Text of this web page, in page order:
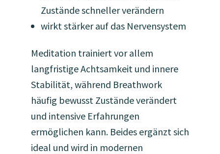
Zustände schneller verändern
wirkt stärker auf das Nervensystem
Meditation trainiert vor allem
langfristige Achtsamkeit und innere
Stabilität, während Breathwork
häufig bewusst Zustände verändert
und intensive Erfahrungen
ermöglichen kann. Beides ergänzt sich
ideal und wird in modernen